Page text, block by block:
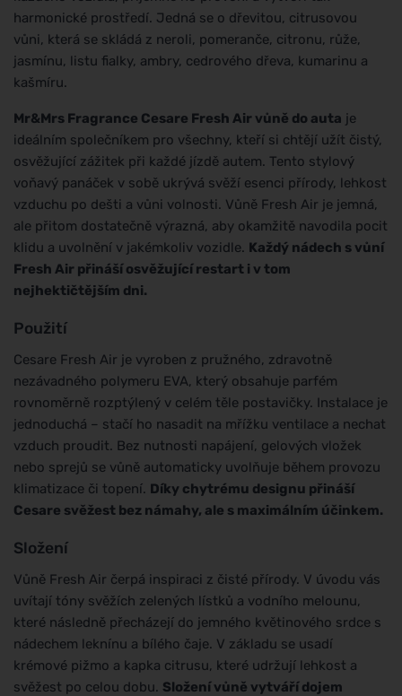
harmonické prostředí. Jedná se o dřevitou, citrusovou
vůni, která se skládá z neroli, pomeranče, citronu, růže,
jasmínu, listu fialky, ambry, cedrového dřeva, kumarinu a
kašmíru.
Mr&Mrs Fragrance Cesare Fresh Air vůně do auta je
ideálním společníkem pro všechny, kteří si chtějí užít čistý,
osvěžující zážitek při každé jízdě autem. Tento stylový
voňavý panáček v sobě ukrývá svěží esenci přírody, lehkost
vzduchu po dešti a vůni volnosti. Vůně Fresh Air je jemná,
ale přitom dostatečně výrazná, aby okamžitě navodila pocit
klidu a uvolnění v jakémkoliv vozidle. Každý nádech s vůní
Fresh Air přináší osvěžující restart i v tom
nejhektičtějším dni.
Použití
Cesare Fresh Air je vyroben z pružného, zdravotně
nezávadného polymeru EVA, který obsahuje parfém
rovnoměrně rozptýlený v celém těle postavičky. Instalace je
jednoduchá – stačí ho nasadit na mřížku ventilace a nechat
vzduch proudit. Bez nutnosti napájení, gelových vložek
nebo sprejů se vůně automaticky uvolňuje během provozu
klimatizace či topení. Díky chytrému designu přináší
Cesare svěžest bez námahy, ale s maximálním účinkem.
Složení
Vůně Fresh Air čerpá inspiraci z čisté přírody. V úvodu vás
uvítají tóny svěžích zelených lístků a vodního melounu,
které následně přecházejí do jemného květinového srdce s
nádechem leknínu a bílého čaje. V základu se usadí
krémové pižmo a kapka citrusu, které udržují lehkost a
svěžest po celou dobu. Složení vůně vytváří dojem